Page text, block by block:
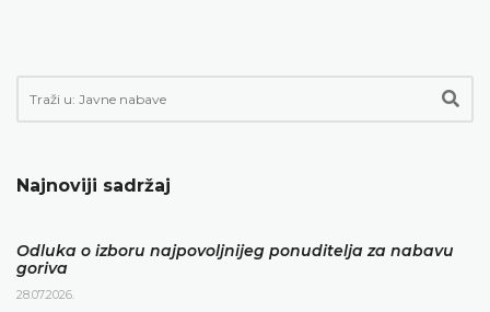
Najnoviji sadržaj
Odluka o izboru najpovoljnijeg ponuditelja za nabavu
goriva
28.07.2026.